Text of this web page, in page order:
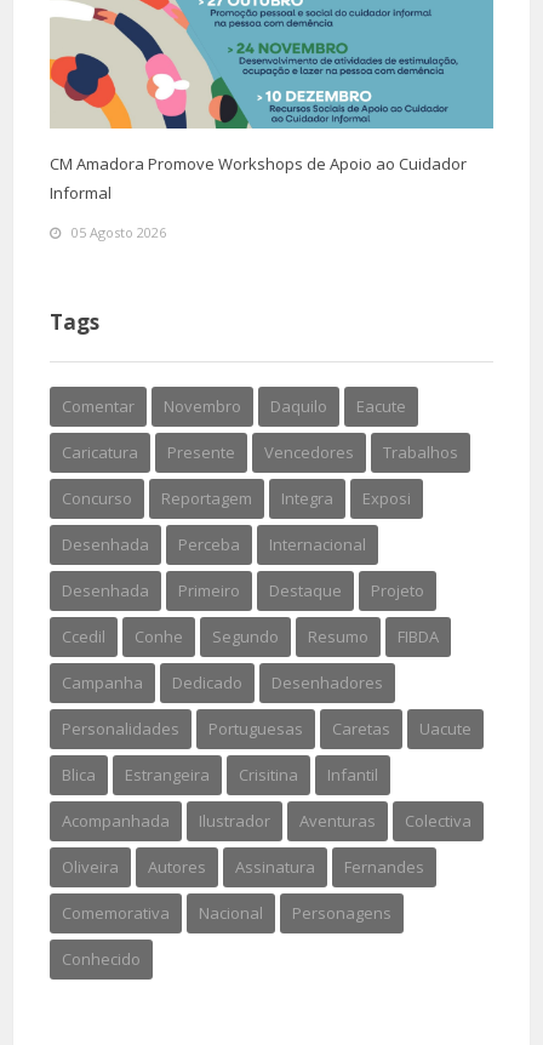
CM Amadora Promove Workshops de Apoio ao Cuidador
Informal
05 Agosto 2026
Tags
Comentar Novembro Daquilo Eacute
Caricatura Presente Vencedores Trabalhos
Concurso Reportagem Integra Exposi
Desenhada Perceba Internacional
Desenhada Primeiro Destaque Projeto
Ccedil Conhe Segundo Resumo FIBDA
Campanha Dedicado Desenhadores
Personalidades Portuguesas Caretas Uacute
Blica Estrangeira Crisitina Infantil
Acompanhada Ilustrador Aventuras Colectiva
Oliveira Autores Assinatura Fernandes
Comemorativa Nacional Personagens
Conhecido